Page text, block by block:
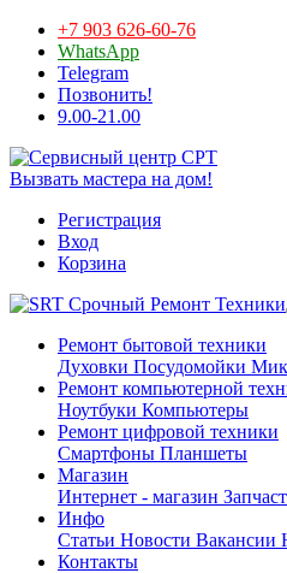
+7 903 626-60-76
WhatsApp
Telegram
Позвонить!
9.00-21.00
Вызвать мастера на дом!
Регистрация
Вход
Корзина
Срочный Ремонт Техники
Ремонт бытовой техники
Духовки Посудомойки
Ремонт компьютерной
Ноутбуки Компьютеры
Ремонт цифровой техники
Смартфоны Планшеты
Магазин
Интернет - магазин
Инфо
Статьи Новости Вакансии
Контакты